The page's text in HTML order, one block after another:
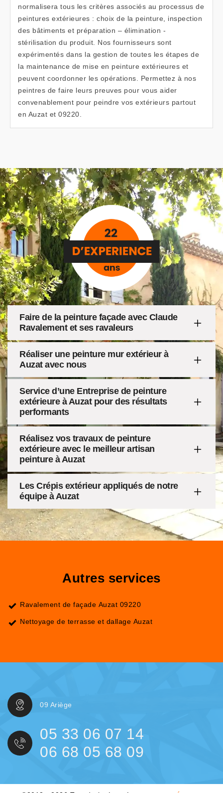
normalisera tous les critères associés au processus de
peintures extérieures : choix de la peinture, inspection
des bâtiments et préparation – élimination -
stérilisation du produit. Nos fournisseurs sont
expérimentés dans la gestion de toutes les étapes de
la maintenance de mise en peinture extérieures et
peuvent coordonner les opérations. Permettez à nos
peintres de faire leurs preuves pour vous aider
convenablement pour peindre vos extérieurs partout
en Auzat et 09220.
Faire de la peinture façade avec Claude
Ravalement et ses ravaleurs
Réaliser une peinture mur extérieur à
Auzat avec nous
Service d’une Entreprise de peinture
extérieure à Auzat pour des résultats
performants
Réalisez vos travaux de peinture
extérieure avec le meilleur artisan
peinture à Auzat
Les Crépis extérieur appliqués de notre
équipe à Auzat
Autres services
Ravalement de façade Auzat 09220
Nettoyage de terrasse et dallage Auzat
09 Ariège
05 33 06 07 14
06 68 05 68 09